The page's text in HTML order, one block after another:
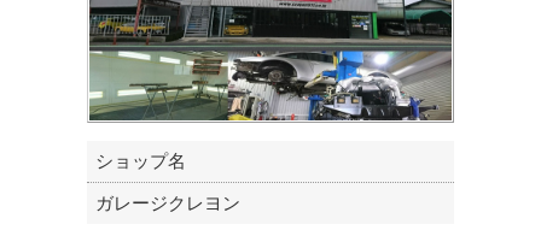
ショップ名
ガレージクレヨン